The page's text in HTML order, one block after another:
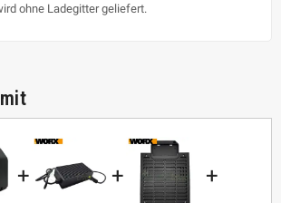
ohne Ladegitter geliefert.
+ + +